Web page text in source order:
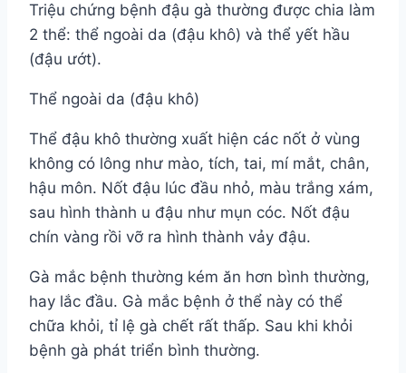
Triệu chứng bệnh đậu gà thường được chia làm
2 thể: thể ngoài da (đậu khô) và thể yết hầu
(đậu ướt).
Thể ngoài da (đậu khô)
Thể đậu khô thường xuất hiện các nốt ở vùng
không có lông như mào, tích, tai, mí mắt, chân,
hậu môn. Nốt đậu lúc đầu nhỏ, màu trắng xám,
sau hình thành u đậu như mụn cóc. Nốt đậu
chín vàng rồi vỡ ra hình thành vảy đậu.
Gà mắc bệnh thường kém ăn hơn bình thường,
hay lắc đầu. Gà mắc bệnh ở thể này có thể
chữa khỏi, tỉ lệ gà chết rất thấp. Sau khi khỏi
bệnh gà phát triển bình thường.